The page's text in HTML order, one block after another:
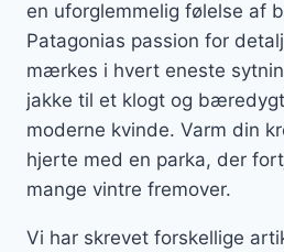
en uforglemmelig følelse af
Patagonias passion for
mærkes i hvert eneste
jakke til et klogt og
moderne kvinde. Varm din
hjerte med en parka, der
mange vintre fremover.
Vi har skrevet forskellige